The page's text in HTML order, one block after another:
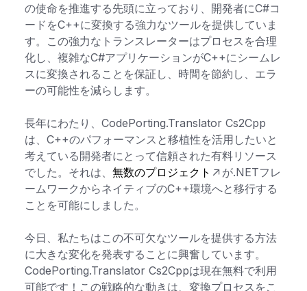
の使命を推進する先頭に立っており、開発者にC#コ
ードをC++に変換する強力なツールを提供していま
す。この強力なトランスレーターはプロセスを合理
化し、複雑なC#アプリケーションがC++にシームレ
スに変換されることを保証し、時間を節約し、エラ
ーの可能性を減らします。
長年にわたり、CodePorting.Translator Cs2Cpp
は、C++のパフォーマンスと移植性を活用したいと
考えている開発者にとって信頼された有料リソース
でした。それは、 無数のプロジェクト
が.NETフレ
ームワークからネイティブのC++環境へと移行する
ことを可能にしました。
今日、私たちはこの不可欠なツールを提供する方法
に大きな変化を発表することに興奮しています。
CodePorting.Translator Cs2Cppは現在無料で利用
可能です！この戦略的な動きは、変換プロセスをこ